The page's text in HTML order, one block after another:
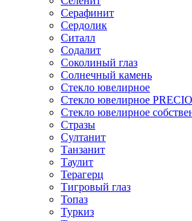
Серафинит
Сердолик
Ситалл
Содалит
Соколиный глаз
Солнечный камень
Стекло ювелирное
Стекло ювелирное
Стекло ювелирное
Стразы
Султанит
Танзанит
Таулит
Терагерц
Тигровый глаз
Топаз
Туркиз